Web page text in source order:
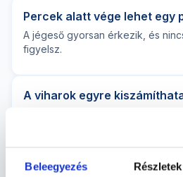
Beleegyezés Részletek
Percek alatt vége lehet egy
A jégeső gyorsan érkezik, és
figyelsz.
A viharok egyre
Mi figyelünk helyetted és